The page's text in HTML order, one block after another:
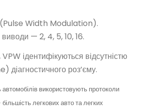
(Pulse Width Modulation).
— 2, 4, 5, 10, 16.
ідентифікуються відсутністю
діагностичного роз’єму.
використовують протоколи
легкових авто та легких